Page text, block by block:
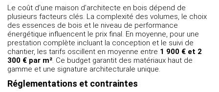
Le coût d’une maison d’architecte en bois dépend de
plusieurs facteurs clés. La complexité des volumes, le choix
des essences de bois et le niveau de performance
énergétique influencent le prix final. En moyenne, pour une
prestation complète incluant la conception et le suivi de
chantier, les tarifs oscillent en moyenne entre 1 900 € et 2
300 € par m² . Ce budget garantit des matériaux haut de
gamme et une signature architecturale unique.
Réglementations et contraintes